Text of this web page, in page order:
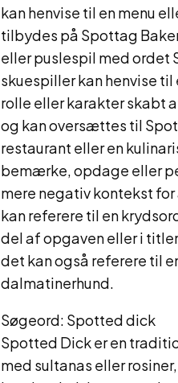
kan henvise til en menu
tilbydes på Spottag
eller puslespil med ordet
skuespiller kan henvise
rolle eller karakter skabt
og kan oversættes til
restaurant eller en
bemærke, opdage eller
mere negativ kontekst
kan referere til en
del af opgaven eller i
det kan også referere til
dalmatinerhund.
Søgeord: Spotted dick
Spotted Dick er en
med sultanas eller